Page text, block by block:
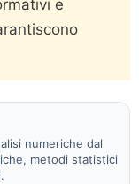
e
numeriche dal
metodi statistici